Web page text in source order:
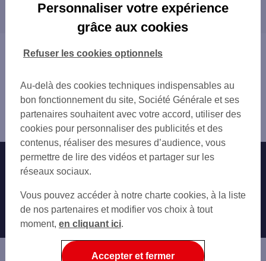
CHERBOURG EN COTENTIN 48 RUE FRANCO
CHERBOURG
CHERBOURG GARE MARITIME
LES PIEUX 14 RUE CENTRALE
CHERBOURG EN COTENTIN 31 RUE ROGER
CHERBOURG OCTEVILLE
CHERBOURG EN COTENTIN 1 RUE DU GAL
CHERBOURG EN COTENTIN 206 BD DE L E
proximité
ÉQUEURDREVILLE-HAINNEVILLE
TOURLAVILLE
Vous êtes ici : Accueil
Beaumont Hague
Distributeur/automate LA HAGUE 8 PL DU MARCHE
Nos engagements Nous contacter
Autres sites SG
Professionnels
Entreprises
Associations
Personnaliser votre expérience
grâce aux cookies
Au-delà des cookies techniques indispensables au
bon fonctionnement du site, Société Générale et ses
partenaires souhaitent avec votre accord, utiliser des
cookies pour personnaliser des publicités et des
contenus, réaliser des mesures d’audience, vous
permettre de lire des vidéos et partager sur les
réseaux sociaux.
Vous pouvez accéder à notre charte cookies, à la liste
de nos partenaires et modifier vos choix à tout
moment, en cliquant ici.
Refuser les cookies optionnels
Accepter et fermer